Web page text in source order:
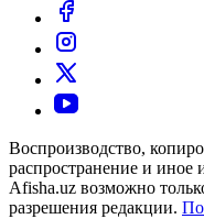
Воспроизводство,
распространение и иное
Afisha.uz возможно
разрешения редакции.